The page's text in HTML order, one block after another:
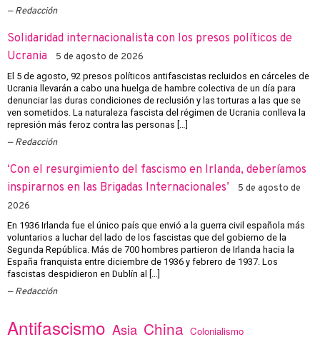
Redacción
Solidaridad internacionalista con los presos políticos de
Ucrania
5 de agosto de 2026
El 5 de agosto, 92 presos políticos antifascistas recluidos en cárceles de
Ucrania llevarán a cabo una huelga de hambre colectiva de un día para
denunciar las duras condiciones de reclusión y las torturas a las que se
ven sometidos. La naturaleza fascista del régimen de Ucrania conlleva la
represión más feroz contra las personas […]
Redacción
‘Con el resurgimiento del fascismo en Irlanda, deberíamos
inspirarnos en las Brigadas Internacionales’
5 de agosto de
2026
En 1936 Irlanda fue el único país que envió a la guerra civil española más
voluntarios a luchar del lado de los fascistas que del gobierno de la
Segunda República. Más de 700 hombres partieron de Irlanda hacia la
España franquista entre diciembre de 1936 y febrero de 1937. Los
fascistas despidieron en Dublín al […]
Redacción
Antifascismo Asia China Colonialismo